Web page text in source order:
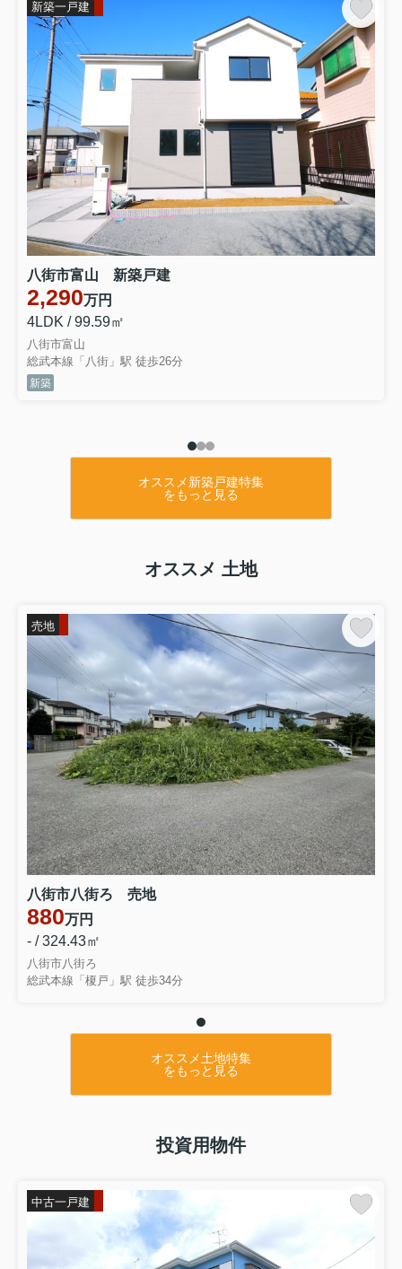
新築一戸建
八街市富山 新築戸建
2,290万円
4LDK / 99.59㎡
八街市富山
総武本線「八街」駅 徒歩26分
新築
オススメ新築戸建特集
をもっと見る
オススメ 土地
売地
八街市八街ろ 売地
880万円
- / 324.43㎡
八街市八街ろ
総武本線「榎戸」駅 徒歩34分
オススメ土地特集
をもっと見る
投資用物件
中古一戸建